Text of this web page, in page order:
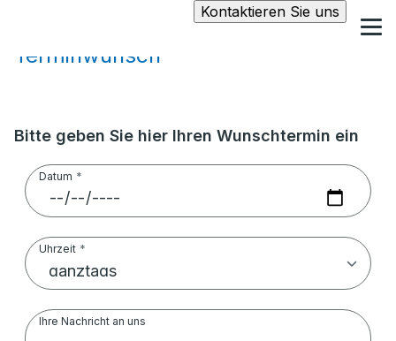
Kontaktieren Sie uns
Terminwunsch
Bitte geben Sie hier Ihren Wunschtermin ein
Datum
Uhrzeit
Ihre Nachricht an uns